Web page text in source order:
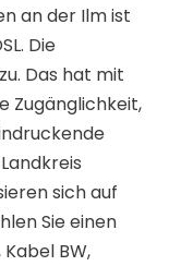
an der Ilm ist
Die
Das hat mit
Zugänglichkeit,
sich auf
Sie einen
BW,